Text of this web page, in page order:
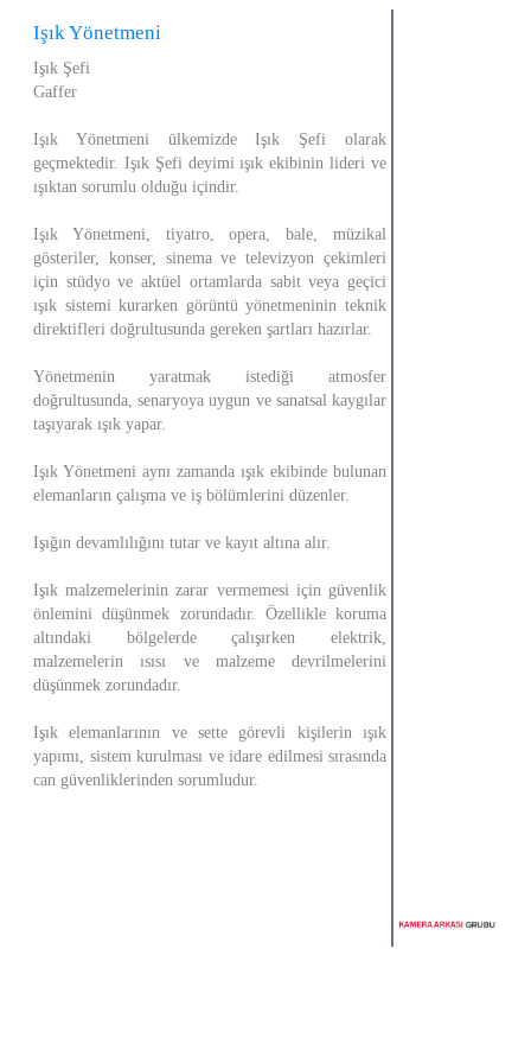
Işık Yönetmeni
Işık Şefi
Gaffer
Işık Yönetmeni ülkemizde Işık Şefi olarak
geçmektedir. Işık Şefi deyimi ışık ekibinin lideri ve
ışıktan sorumlu olduğu içindir.
Işık Yönetmeni, tiyatro, opera, bale, müzikal
gösteriler, konser, sinema ve televizyon çekimleri
için stüdyo ve aktüel ortamlarda sabit veya geçici
ışık sistemi kurarken görüntü yönetmeninin teknik
direktifleri doğrultusunda gereken şartları hazırlar.
Yönetmenin yaratmak istediği atmosfer
doğrultusunda, senaryoya uygun ve sanatsal kaygılar
taşıyarak ışık yapar.
Işık Yönetmeni aynı zamanda ışık ekibinde bulunan
elemanların çalışma ve iş bölümlerini düzenler.
Işığın devamlılığını tutar ve kayıt altına alır.
Işık malzemelerinin zarar vermemesi için güvenlik
önlemini düşünmek zorundadır. Özellikle koruma
altındaki bölgelerde çalışırken elektrik,
malzemelerin ısısı ve malzeme devrilmelerini
düşünmek zorundadır.
Işık elemanlarının ve sette görevli kişilerin ışık
yapımı, sistem kurulması ve idare edilmesi sırasında
can güvenliklerinden sorumludur.